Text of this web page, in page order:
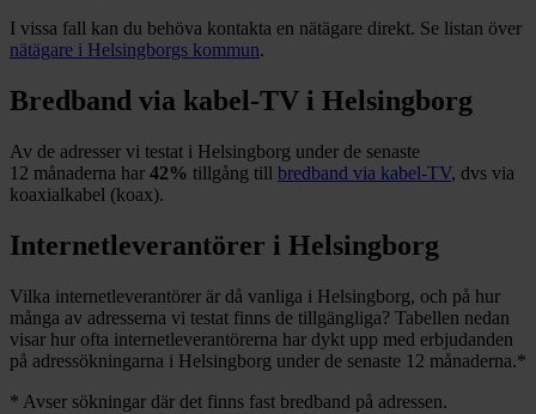
I vissa fall kan du behöva kontakta en nätägare direkt. Se listan över
nätägare i Helsingborgs kommun.
Bredband via kabel-TV i Helsingborg
Av de adresser vi testat i Helsingborg under de senaste
12 månaderna har 42% tillgång till bredband via kabel-TV, dvs via
koaxialkabel (koax).
Internetleverantörer i Helsingborg
Vilka internetleverantörer är då vanliga i Helsingborg, och på hur
många av adresserna vi testat finns de tillgängliga? Tabellen nedan
visar hur ofta internetleverantörerna har dykt upp med erbjudanden
på adressökningarna i Helsingborg under de senaste 12 månaderna.*
* Avser sökningar där det finns fast bredband på adressen.